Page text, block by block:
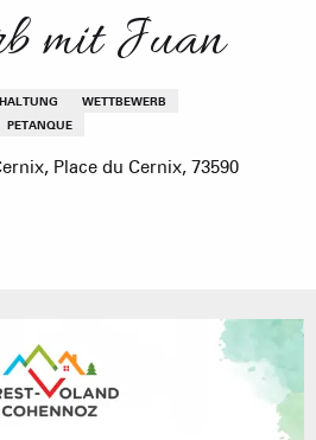
mit Juan
WETTBEWERB
PETANQUE
Place du Cernix, 73590